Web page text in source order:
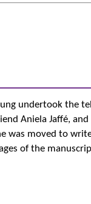
undertook the
Aniela Jaffé,
was moved to
of the